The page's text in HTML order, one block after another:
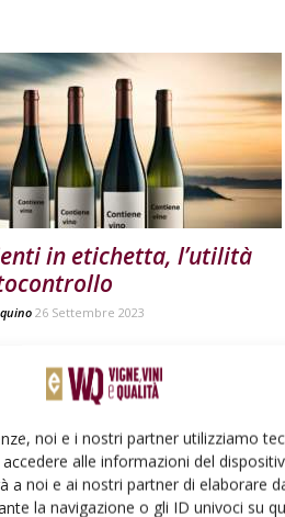
noi e i nostri partner utilizziamo
alle informazioni del
a noi e ai nostri partner di elaborare
la navigazione o gli ID univoci su
in etichetta, l’utilità
26 Settembre 2023